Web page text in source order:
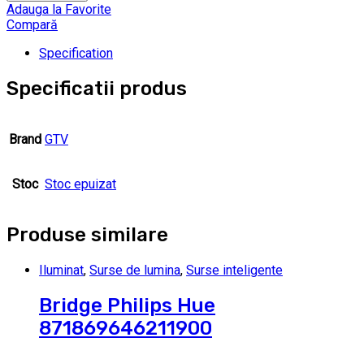
Adauga la Favorite
Compară
Specification
Specificatii produs
Brand GTV
Stoc Stoc epuizat
Produse similare
Iluminat, Surse de lumina, Surse inteligente
Bridge Philips Hue
871869646211900